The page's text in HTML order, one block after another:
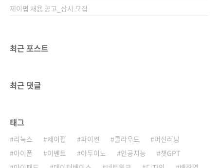
제이펍 채용 공고_상시 모집
최근 포스트
최근 댓글
태그
리눅스 제이펍 파이썬 클라우드
머신러닝
아이폰
이벤트 아두이노 인공지능
챗GPT